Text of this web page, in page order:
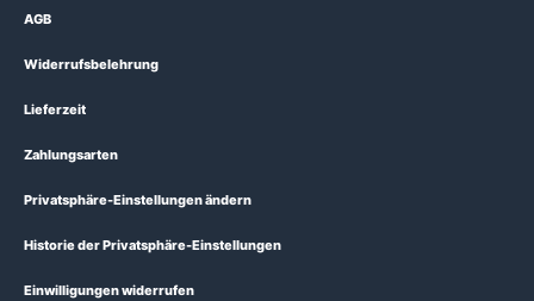
AGB
Widerrufsbelehrung
Lieferzeit
Zahlungsarten
Privatsphäre-Einstellungen ändern
Historie der Privatsphäre-Einstellungen
Einwilligungen widerrufen